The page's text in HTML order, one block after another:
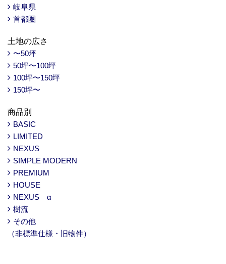
岐阜県
首都圏
土地の広さ
〜50坪
50坪〜100坪
100坪〜150坪
150坪〜
商品別
BASIC
LIMITED
NEXUS
SIMPLE MODERN
PREMIUM
HOUSE
NEXUS α
樹流
その他
（非標準仕様・旧物件）